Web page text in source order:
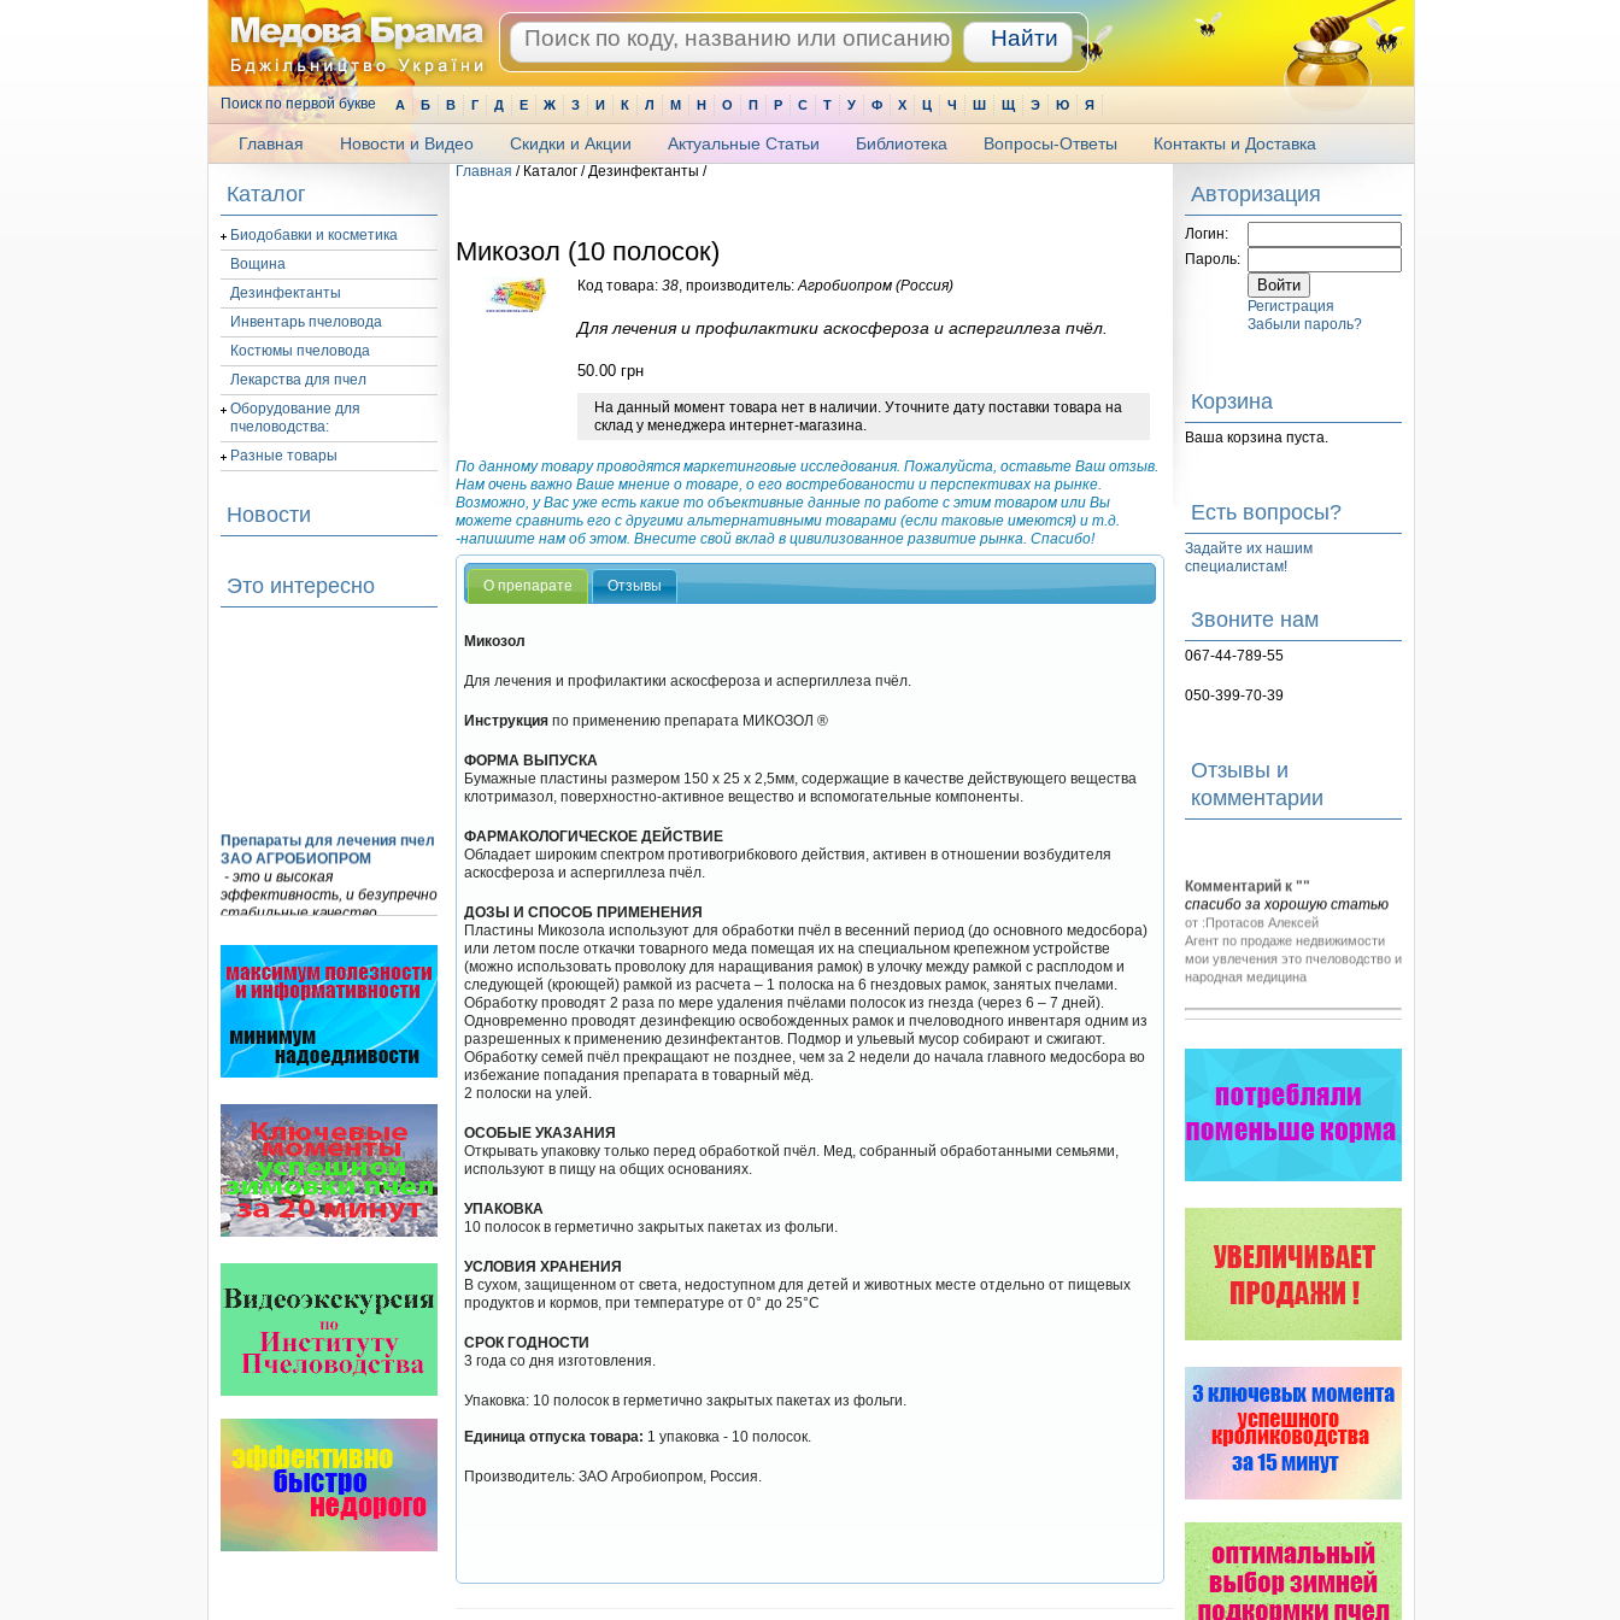
Поиск по первой букве А Б В Г Д Е Ж З И К Л М Н О П Р С Т У Ф Х Ц Ч Ш Щ Э Ю Я
Главная Новости и Видео Скидки и Акции Актуальные Статьи Библиотека Вопросы-Ответы Контакты и Доставка
Каталог
Биодобавки и косметика
Вощина
Дезинфектанты
Инвентарь пчеловода
Костюмы пчеловода
Лекарства для пчел
Оборудование для
пчеловодства:
Разные товары
Новости
Это интересно
Препараты для лечения пчел
ЗАО АГРОБИОПРОМ
- это и высокая
эффективность, и безупречно
стабильные качество…
Препараты для лечения пчел
ЗАО АГРОБИОПРОМ
обеспечивают самые высокие
показатели сохранности
пчел и рентабельность
пасеки.
Пчеловоды-долгожители
статистического
исследования по
долгожителям старше 100
лет…
Проблема варроатоза пчел
решена! -
препаратов ЗАО
Варроадез,Амипол-Т,…
Пчёлы умеют считать до
четырёх.
Проведя серию
пчёлы превосходят…
Язык танцев и звуков
Пчелы общаются с помощью
языка танцев и звуков. Это…
Безукоризненно сильное
Главная / Каталог / Дезинфектанты /
Микозол (10 полосок)
Код товара: 38 , производитель: Агробиопром (Россия)
Для лечения и профилактики аскосфероза и аспергиллеза пчёл.
50.00 грн
На данный момент товара нет в наличии. Уточните дату поставки товара на
склад у менеджера интернет-магазина.
По данному товару проводятся маркетинговые исследования. Пожалуйста, оставьте Ваш отзыв.
Нам очень важно Ваше мнение о товаре, о его востребованости и перспективах на рынке.
Возможно, у Вас уже есть какие то объективные данные по работе с этим товаром или Вы
можете сравнить его с другими альтернативными товарами (если таковые имеются) и т.д.
-напишите нам об этом. Внесите свой вклад в цивилизованное развитие рынка. Спасибо!
О препарате Отзывы
Микозол
Для лечения и профилактики аскосфероза и аспергиллеза пчёл.
Инструкцияпо применению препарата МИКОЗОЛ ®
ФОРМА ВЫПУСКА
Бумажные пластины размером 150 х 25 х 2,5мм, содержащие в качестве действующего вещества
клотримазол, поверхностно-активное вещество и вспомогательные компоненты.
ФАРМАКОЛОГИЧЕСКОЕ ДЕЙСТВИЕ
Обладает широким спектром противогрибкового действия, активен в отношении возбудителя
аскосфероза и аспергиллеза пчёл.
ДОЗЫ И СПОСОБ ПРИМЕНЕНИЯ
Пластины Микозола используют для обработки пчёл в весенний период (до основного медосбора)
или летом после откачки товарного меда помещая их на специальном крепежном устройстве
(можно использовать проволоку для наращивания рамок) в улочку между рамкой с расплодом и
следующей (кроющей) рамкой из расчета – 1 полоска на 6 гнездовых рамок, занятых пчелами.
Обработку проводят 2 раза по мере удаления пчёлами полосок из гнезда (через 6 – 7 дней).
Одновременно проводят дезинфекцию освобожденных рамок и пчеловодного инвентаря одним из
разрешенных к применению дезинфектантов. Подмор и ульевый мусор собирают и сжигают.
Обработку семей пчёл прекращают не позднее, чем за 2 недели до начала главного медосбора во
избежание попадания препарата в товарный мёд.
2 полоски на улей.
ОСОБЫЕ УКАЗАНИЯ
Открывать упаковку только перед обработкой пчёл. Мед, собранный обработанными семьями,
используют в пищу на общих основаниях.
УПАКОВКА
10 полосок в герметично закрытых пакетах из фольги.
УСЛОВИЯ ХРАНЕНИЯ
В сухом, защищенном от света, недоступном для детей и животных месте отдельно от пищевых
продуктов и кормов, при температуре от 0° до 25°С
СРОК ГОДНОСТИ
3 года со дня изготовления.
Упаковка: 10 полосок в герметично закрытых пакетах из фольги.
Единица отпуска товара: 1 упаковка - 10 полосок.
Производитель: ЗАО Агробиопром, Россия.
Авторизация
Логин:
Пароль:
Регистрация
Забыли пароль?
Корзина
Ваша корзина пуста.
Есть вопросы?
Задайте их нашим
специалистам!
Звоните нам
067-44-789-55
050-399-70-39
Отзывы и
комментарии
Комментарий к ""
спасибо за хорошую статью
от :Протасов Алексей
Агент по продаже недвижимости
мои увлечения это пчеловодство и
народная медицина